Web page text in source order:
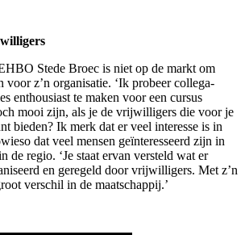
Stede Broec is niet op de markt om
z’n organisatie. ‘Ik probeer collega-
enthousiast te maken voor een cursus
mooi zijn, als je de vrijwilligers die voor je
bieden? Ik merk dat er veel interesse is in
dat veel mensen geïnteresseerd zijn in
regio. ‘Je staat ervan versteld wat er
en geregeld door vrijwilligers. Met z’n
verschil in de maatschappij.’